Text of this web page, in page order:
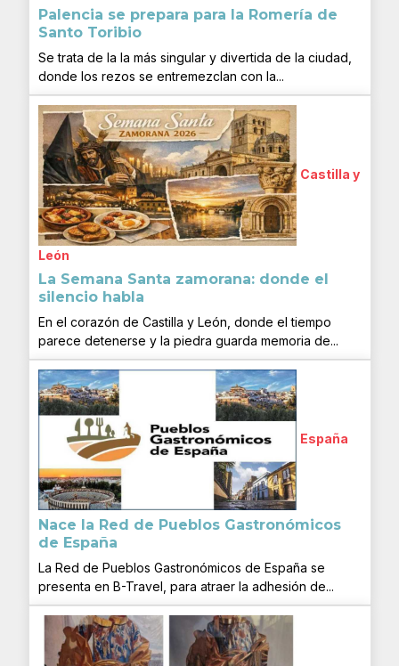
Palencia se prepara para la Romería de
Santo Toribio
Se trata de la la más singular y divertida de la ciudad,
donde los rezos se entremezclan con la...
Castilla y
León
La Semana Santa zamorana: donde el
silencio habla
En el corazón de Castilla y León, donde el tiempo
parece detenerse y la piedra guarda memoria de...
España
Nace la Red de Pueblos Gastronómicos
de España
La Red de Pueblos Gastronómicos de España se
presenta en B-Travel, para atraer la adhesión de...